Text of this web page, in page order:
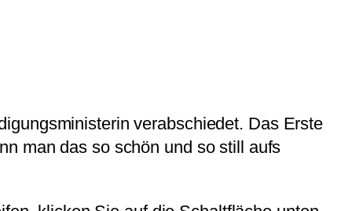
verabschiedet. Das Erste
man das so schön und so still aufs